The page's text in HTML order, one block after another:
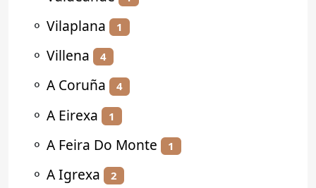
⚬ Vilaplana 1
⚬ Villena 4
⚬ A Coruña 4
⚬ A Eirexa 1
⚬ A Feira Do Monte 1
⚬ A Igrexa 2